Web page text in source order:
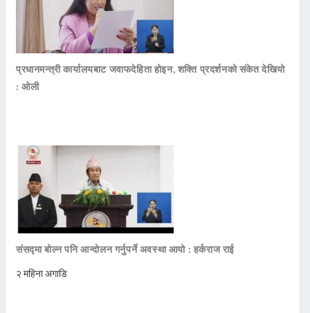
प्रधानमन्त्री कार्यालयबाट जवाफदेहिता होइन, शक्ति प्रदर्शनको संकेत देखियो
: ओली
संसद्मा बोल्न पनि आन्दोलन गर्नुपर्ने अवस्था आयो : हर्कराज राई
२ महिना अगाडि